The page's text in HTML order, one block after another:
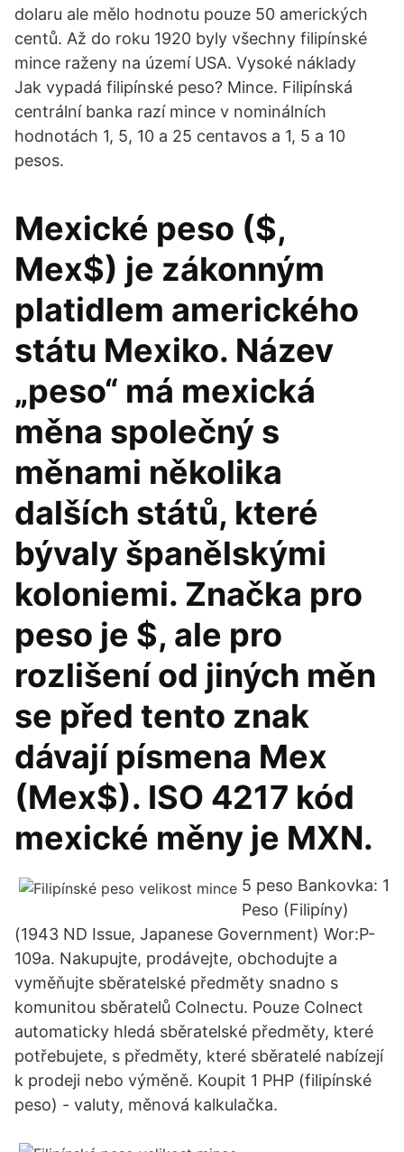
dolaru ale mělo hodnotu pouze 50 amerických
centů. Až do roku 1920 byly všechny filipínské
mince raženy na území USA. Vysoké náklady
Jak vypadá filipínské peso? Mince. Filipínská
centrální banka razí mince v nominálních
hodnotách 1, 5, 10 a 25 centavos a 1, 5 a 10
pesos.
Mexické peso ($,
Mex$) je zákonným
platidlem amerického
státu Mexiko. Název
„peso“ má mexická
měna společný s
měnami několika
dalších států, které
bývaly španělskými
koloniemi. Značka pro
peso je $, ale pro
rozlišení od jiných měn
se před tento znak
dávají písmena Mex
(Mex$). ISO 4217 kód
mexické měny je MXN.
5 peso Bankovka: 1
Peso (Filipíny)
(1943 ND Issue, Japanese Government) Wor:P-
109a. Nakupujte, prodávejte, obchodujte a
vyměňujte sběratelské předměty snadno s
komunitou sběratelů Colnectu. Pouze Colnect
automaticky hledá sběratelské předměty, které
potřebujete, s předměty, které sběratelé nabízejí
k prodeji nebo výměně. Koupit 1 PHP (filipínské
peso) - valuty, měnová kalkulačka.